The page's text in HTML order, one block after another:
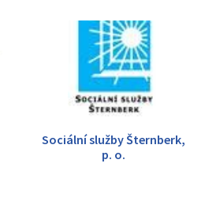
Sociální služby Šternberk,
p. o.